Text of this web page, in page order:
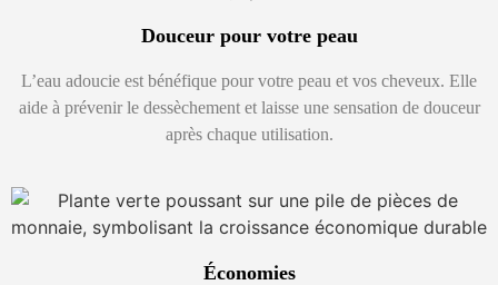
Douceur pour votre peau
L’eau adoucie est bénéfique pour votre peau et vos cheveux. Elle
aide à prévenir le dessèchement et laisse une sensation de douceur
après chaque utilisation.
Économies